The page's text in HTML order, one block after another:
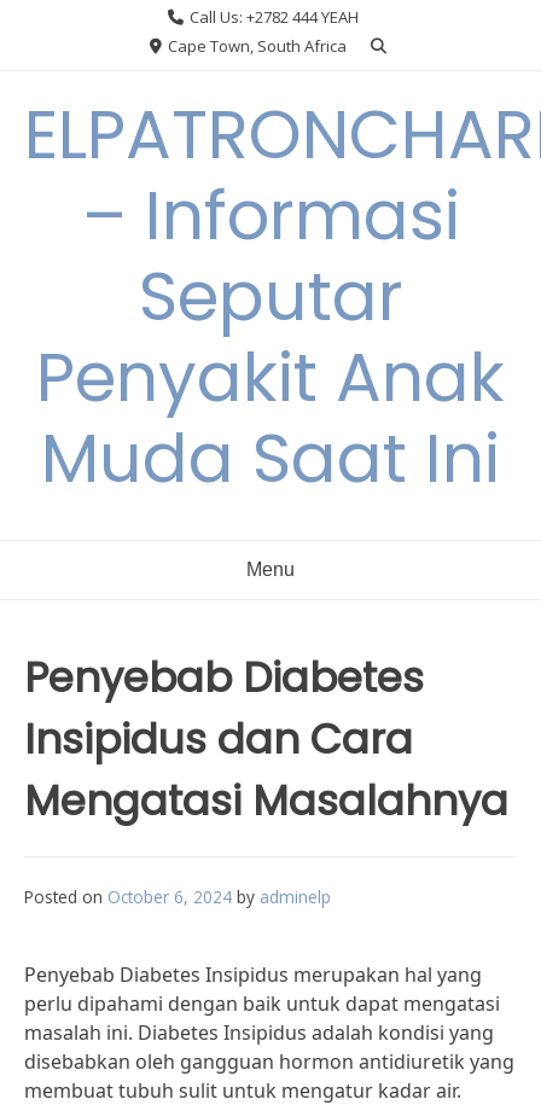
Call Us: +2782 444 YEAH
Cape Town, South Africa
– Informasi
Seputar
Penyakit Anak
Muda Saat Ini
Menu
Penyebab Diabetes
Insipidus dan Cara
Mengatasi Masalahnya
Posted on October 6, 2024 by adminelp
Penyebab Diabetes Insipidus merupakan hal yang
perlu dipahami dengan baik untuk dapat mengatasi
masalah ini. Diabetes Insipidus adalah kondisi yang
disebabkan oleh gangguan hormon antidiuretik yang
membuat tubuh sulit untuk mengatur kadar air.